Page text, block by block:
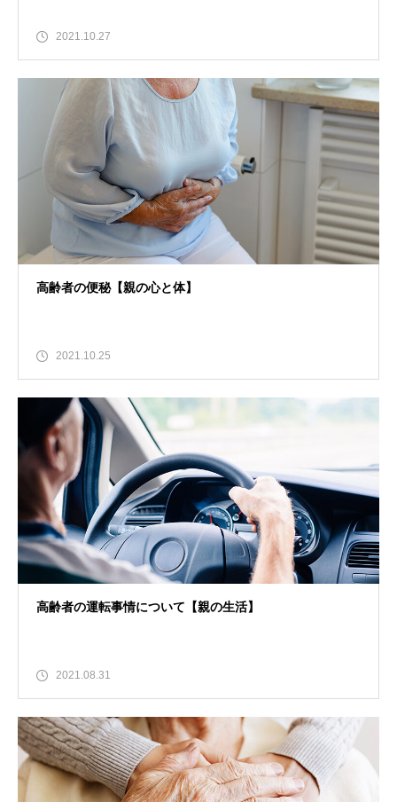
2021.10.27
高齢者の便秘【親の心と体】
2021.10.25
⾼齢者の運転事情について【親の生活】
2021.08.31